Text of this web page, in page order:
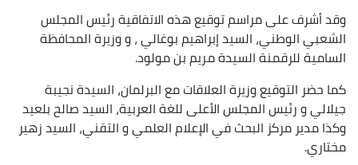
وقد أشرف على مراسم توقيع هذه الاتفاقية رئيس المجلس
الشعبي الوطني، السيد إبراهيم بوغالي ، و وزيرة المحافظة
السامية للرقمنة السيدة مريم بن مولود.
كما حضر التوقيع وزيرة العلاقات مع البرلمان، السيدة نجيبة
جيلالي و رئيس المجلس الأعلى للغة العربية، السيد صالح بلعيد
وكذا مدير مركز البحث في الإعلام العلمي و التقني، السيد زهير
مختاري.